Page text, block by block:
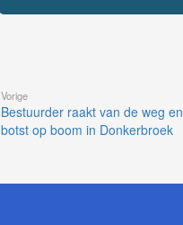
Vorige
Bestuurder raakt van de weg en
botst op boom in Donkerbroek